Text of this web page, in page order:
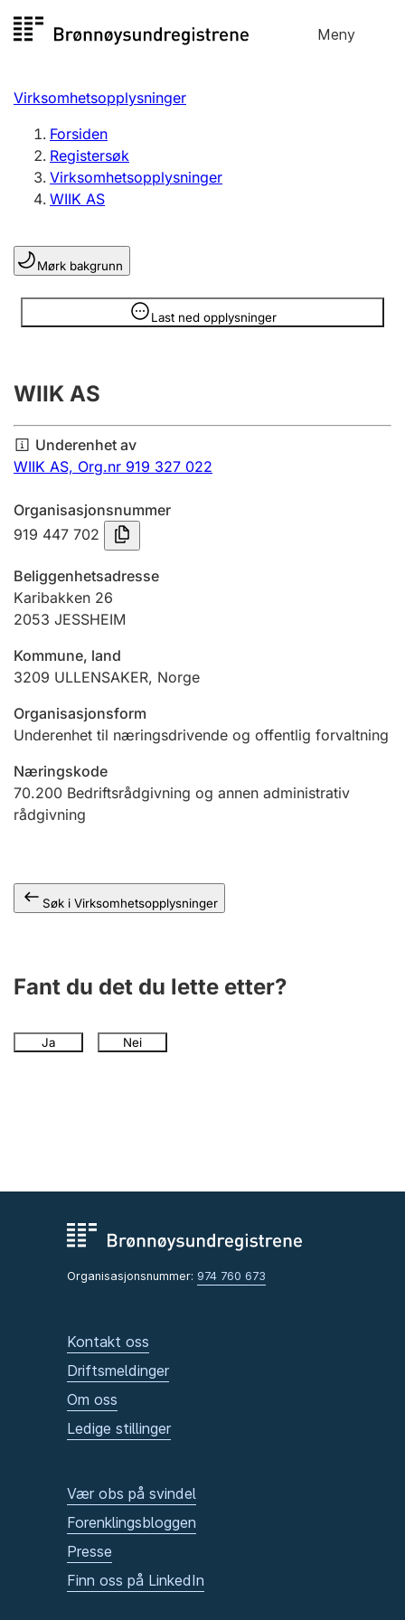
til
Meny
Registersøk
Aksjeselskap
Enkeltpersonforetak
Registrere, endre, slette
Lag og forening
Registrere, endre, slette
Årsregnskap
Innsending og forsinkelsesgebyr
Tinglysing
Jeger
Betaling og jegeravgiftskort
Ektepaktveileder
Andre tema
Virksomhetsopplysninger
Forsiden
Registersøk
Virksomhetsopplysninger
WIIK AS
Mørk bakgrunn
Last ned opplysninger
Opplysninger er skjult
WIIK AS
Underenhet av
WIIK AS, Org.nr 919 327 022
Organisasjonsnummer
919 447 702
Beliggenhetsadresse
Karibakken 26
2053 JESSHEIM
Kommune, land
3209 ULLENSAKER, Norge
Organisasjonsform
Underenhet til næringsdrivende og offentlig forvaltning
Næringskode
70.200 Bedriftsrådgivning og annen administrativ
rådgivning
Søk i Virksomhetsopplysninger
Fant du det du lette etter?
Ja Nei
Organisasjonsnummer: 974 760 673
Kontakt oss
Driftsmeldinger
Om oss
Ledige stillinger
Vær obs på svindel
Forenklingsbloggen
Presse
Finn oss på LinkedIn